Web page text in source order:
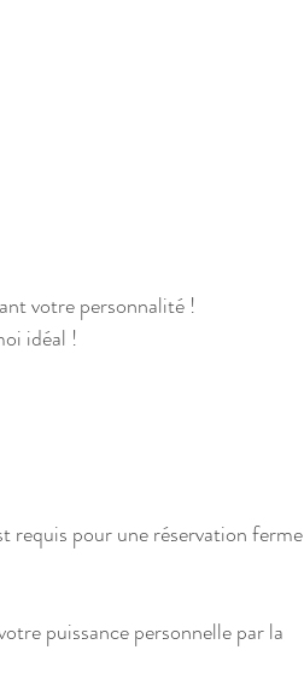
votre personnalité !
idéal !
requis pour une réservation ferme
puissance personnelle par la